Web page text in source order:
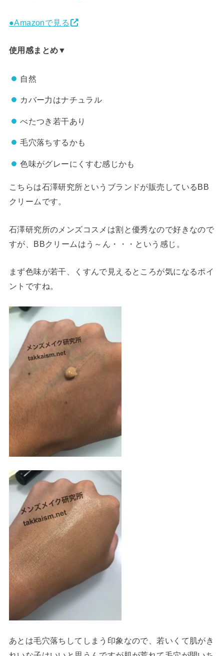
●Amazonで見る
使用感まとめ▼
自然
カバー力はナチュラル
べたつき若干あり
毛穴落ちするかも
色味がグレーにくすむ感じかも
こちらは石澤研究所というブランドが販売しているBB
クリームです。
石澤研究所のメンズコスメは割と優秀なので好きなので
すが、BBクリームはう～ん・・・という感じ。
まず色味が若干、くすんで見えるところが気になるポイ
ントですね。
あとは毛穴落ちしてしまう印象なので、若いくて肌がき